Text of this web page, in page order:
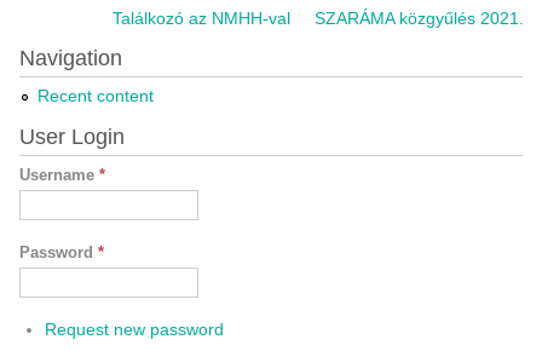
Találkozó az NMHH-val SZARÁMA közgyűlés 2021.11.05.
Navigation
Recent content
User Login
Username *
Password *
Request new password